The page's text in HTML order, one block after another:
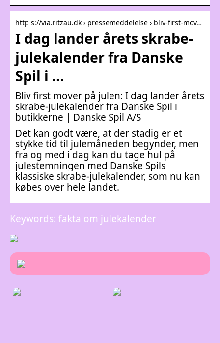
http s://via.ritzau.dk › pressemeddelelse › bliv-first-mov…
I dag lander årets skrabe-
julekalender fra Danske
Spil i …
Bliv first mover på julen: I dag lander årets
skrabe-julekalender fra Danske Spil i
butikkerne | Danske Spil A/S
Det kan godt være, at der stadig er et
stykke tid til julemåneden begynder, men
fra og med i dag kan du tage hul på
julestemningen med Danske Spils
klassiske skrabe-julekalender, som nu kan
købes over hele landet.
Keywords: fakta om julekalender